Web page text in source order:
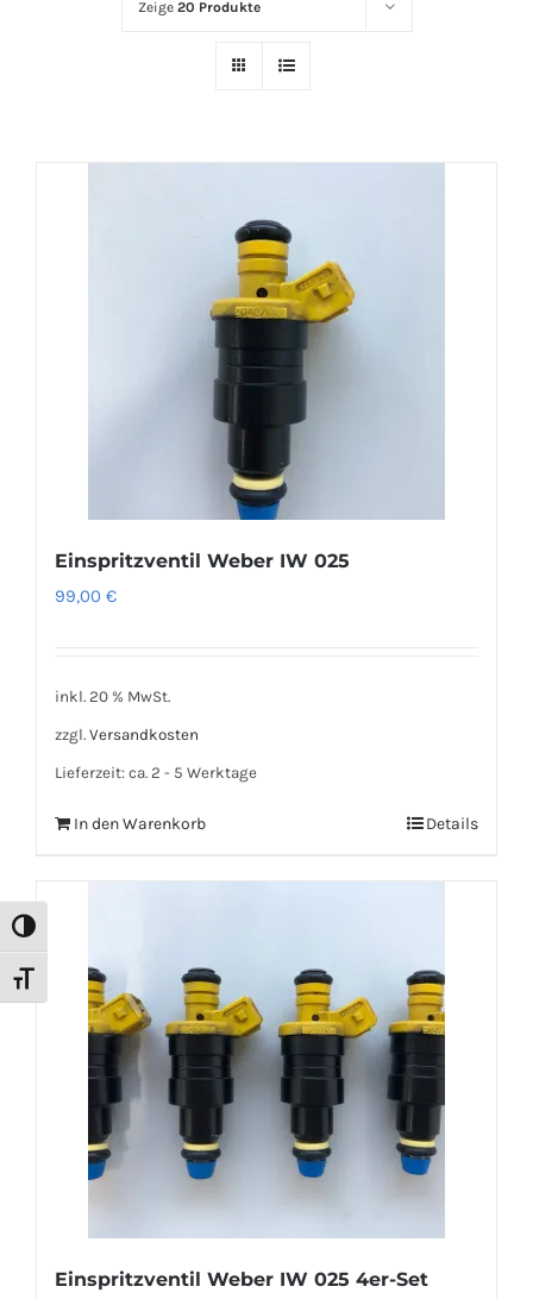
Umschalten auf hohe Kontraste
Schrift vergrößern
Zeige 20 Produkte
Einspritzventil Weber IW 025
99,00 €
inkl. 20 % MwSt.
zzgl. Versandkosten
Lieferzeit: ca. 2 - 5 Werktage
In den Warenkorb Details
Einspritzventil Weber IW 025 4er-Set